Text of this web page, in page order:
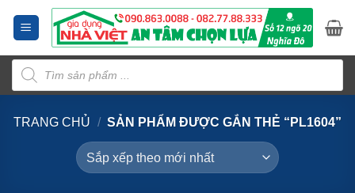
dung
Tìm
kiếm
sản
phẩm
TRANG CHỦ / SẢN PHẨM ĐƯỢC GẮN THẺ “PL1604”